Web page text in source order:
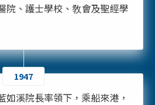
院、護士學校、敎會及聖經學
1947
如溪院長率領下，乘船來港，